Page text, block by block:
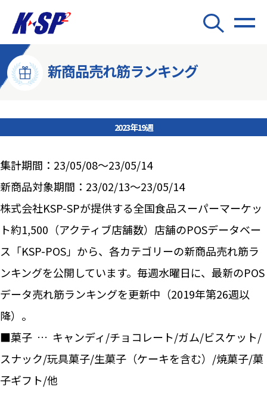
新商品売れ筋ランキング
2023年19週
集計期間：23/05/08～23/05/14
新商品対象期間：23/02/13～23/05/14
株式会社KSP-SPが提供する全国食品スーパーマーケッ
ト約1,500（アクティブ店舗数）店舗のPOSデータベー
ス「KSP-POS」から、各カテゴリーの新商品売れ筋ラ
ンキングを公開しています。毎週水曜日に、最新のPOS
データ売れ筋ランキングを更新中（2019年第26週以
降）。
■菓子 … キャンディ/チョコレート/ガム/ビスケット/
スナック/玩具菓子/生菓子（ケーキを含む）/焼菓子/菓
子ギフト/他